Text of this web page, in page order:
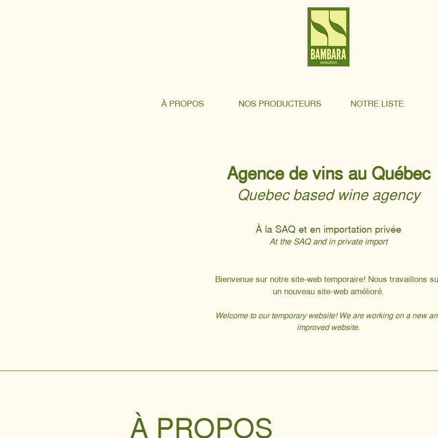
À PROPOS NOS PRODUCTEURS NOTRE LISTE
Agence de vins au Québec
Quebec based wine agency
À la SAQ et en importation privée
At the SAQ and in private import
Bienvenue sur notre site-web temporaire! Nous travaillons
un nouveau site-web amélioré.
Welcome to our temporary website! We are working on a new
improved website.
À PROPOS